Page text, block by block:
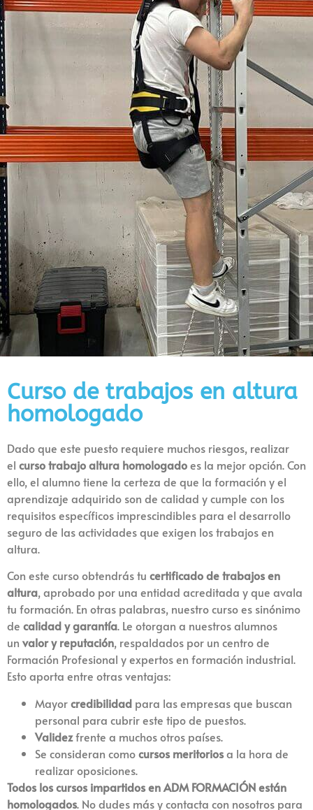
Curso de trabajos en altura
homologado
Dado que este puesto requiere muchos riesgos, realizar
el cursotrabajo altura homologadoes la mejor opción. Con
ello, el alumno tiene la certeza de que la formación y el
aprendizaje adquirido son de calidad y cumple con los
requisitos específicos imprescindibles para el desarrollo
seguro de las actividades que exigen los trabajos en
altura.
Con este curso obtendrás tu certificado de trabajos en
altura, aprobado por una entidad acreditada y que avala
tu formación. En otras palabras, nuestro curso es sinónimo
de calidad y garantía. Le otorgan a nuestros alumnos
un valor y reputación, respaldados por un centro de
Formación Profesional y expertos en formación industrial.
Esto aporta entre otras ventajas:
Mayorcredibilidad para las empresas que buscan
personal para cubrir este tipo de puestos.
Validezfrente a muchos otros países.
Se consideran comocursos meritoriosa la hora de
realizar oposiciones.
Todos los cursos impartidos en ADM FORMACIÓN están
homologados. No dudes más y contacta con nosotros para